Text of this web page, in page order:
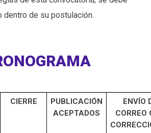
dentro de su postulación.
CIERRE
PUBLICACIÓN
ACEPTADOS
ENVÍO
CORREO